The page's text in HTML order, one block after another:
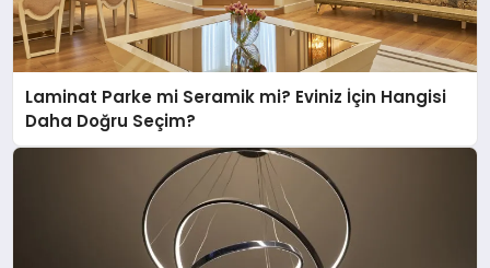
Laminat Parke mi Seramik mi? Eviniz İçin Hangisi
Daha Doğru Seçim?